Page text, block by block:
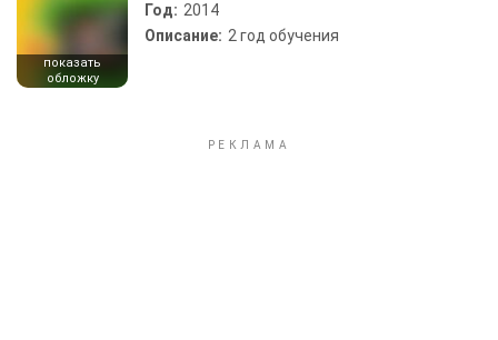
показать
обложку
Год: 2014
Описание: 2 год обучения